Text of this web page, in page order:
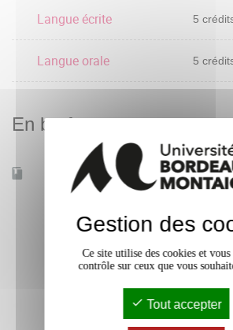
Langue écrite 5
Langue orale 5
En bref
Accessible à distance Non
Gestion des
Ce site utilise des cookies et vous
contrôle sur ceux que vous
Tout accepter